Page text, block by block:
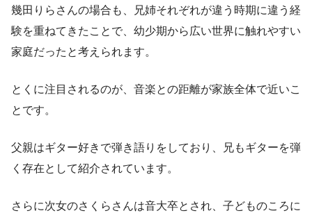
幾田りらさんの場合も、兄姉それぞれが違う時期に違う経
験を重ねてきたことで、幼少期から広い世界に触れやすい
家庭だったと考えられます。
とくに注目されるのが、音楽との距離が家族全体で近いこ
とです。
父親はギター好きで弾き語りをしており、兄もギターを弾
く存在として紹介されています。
さらに次女のさくらさんは音大卒とされ、子どものころに